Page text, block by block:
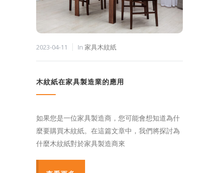
2023-04-11 In 家具木紋紙
木紋紙在家具製造業的應用
如果您是一位家具製造商，您可能會想知道為什
麼要購買木紋紙。在這篇文章中，我們將探討為
什麼木紋紙對於家具製造商來